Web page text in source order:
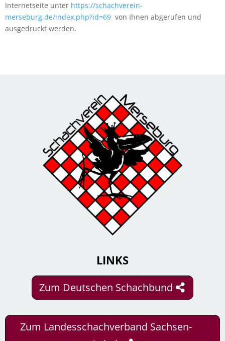
Internetseite unter https://schachverein-
merseburg.de/index.php?id=69 von Ihnen abgerufen und
ausgedruckt werden.
LINKS
Zum Deutschen Schachbund
Zum Landesschachverband Sachsen-